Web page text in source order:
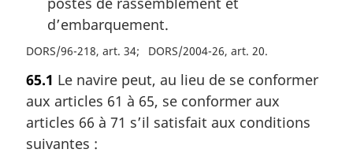
d’embarquement.
DORS/96-218, art. 34 DORS/2004-26, art. 20
65.1 Le navire peut, au lieu de se conformer
aux articles 61 à 65, se conformer aux
articles 66 à 71 s’il satisfait aux conditions
suivantes :